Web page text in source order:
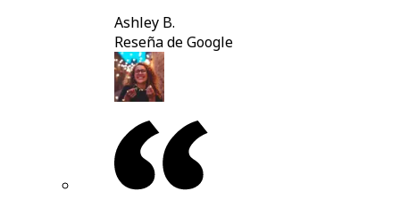
Ashley B.
Reseña de Google